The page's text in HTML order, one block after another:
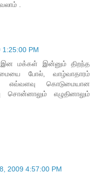
.
1:25:00 PM
இன மக்கள் இன்னும் திறந்த
போல், வாழ்வாதாரம்
எவ்வளவு கொடுமையான
எழுதினாலும்
2009 4:57:00 PM